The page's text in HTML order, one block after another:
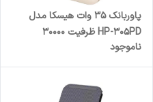
پاوربانک 35 وات هیسکا مدل
HP-305PD ظرفیت 30000
میلی‌آمپرساعت
ناموجود